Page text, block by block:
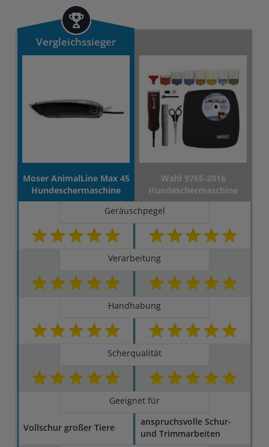
Vergleichssieger
Moser AnimalLine Max 45
Hundeschermaschine
Wahl 9765-2016
Hundeschermaschine
Geräuschpegel
Verarbeitung
Handhabung
Scherqualität
Geeignet für
Vollschur großer Tiere
anspruchsvolle Schur-
und Trimmarbeiten